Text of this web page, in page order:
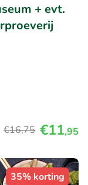
+ evt.
€16,75 €11,95
35% korting